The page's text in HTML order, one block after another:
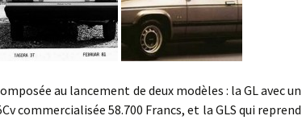
au lancement de deux modèles : la GL avec un
commercialisée 58.700 Francs, et la GLS qui reprend